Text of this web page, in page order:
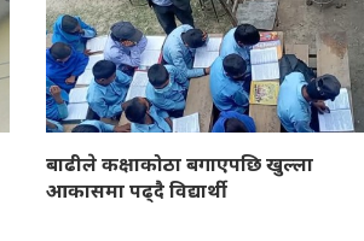
बाढीले कक्षाकोठा बगाएपछि खुल्ला
आकासमा पढ्दै विद्यार्थी